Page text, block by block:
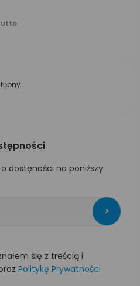
dostęności na poniższy
>
się z treścią i
Politykę Prywatności